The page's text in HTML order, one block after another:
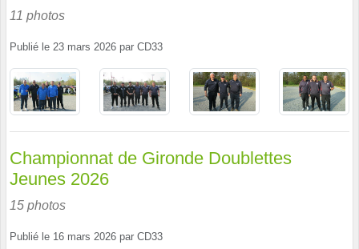
11 photos
Publié le 23 mars 2026 par CD33
Championnat de Gironde Doublettes
Jeunes 2026
15 photos
Publié le 16 mars 2026 par CD33